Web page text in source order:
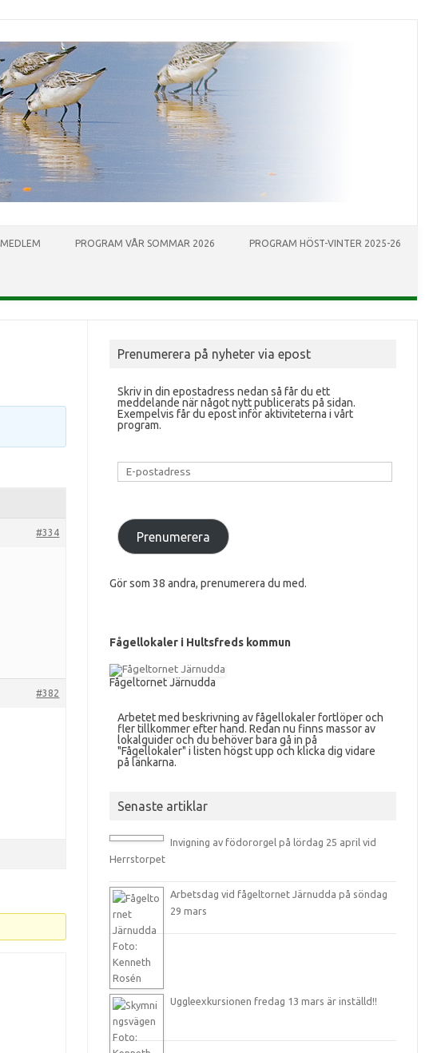
MEDLEM PROGRAM VÅR SOMMAR 2026 PROGRAM HÖST-VINTER 2025-26
#334
#382
Prenumerera på nyheter via epost
Skriv in din epostadress nedan så får du ett
meddelande när något nytt publicerats på sidan.
Exempelvis får du epost inför aktiviteterna i vårt
program.
E-
postadress
Prenumerera
Gör som 38 andra, prenumerera du med.
Fågellokaler i Hultsfreds kommun
Fågeltornet Järnudda
Arbetet med beskrivning av fågellokaler fortlöper och
fler tillkommer efter hand. Redan nu finns massor av
lokalguider och du behöver bara gå in på
"Fågellokaler" i listen högst upp och klicka dig vidare
på länkarna.
Senaste artiklar
Invigning av födororgel på lördag 25 april vid
Herrstorpet
Arbetsdag vid fågeltornet Järnudda på söndag
29 mars
Uggleexkursionen fredag 13 mars är inställd!!